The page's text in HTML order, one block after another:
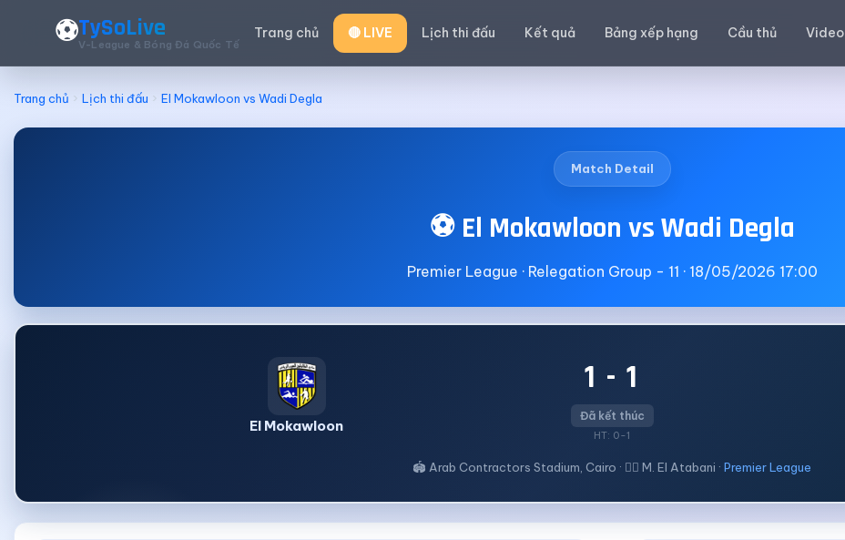
⚽TySoLive
V-League & Bóng Đá Quốc Tế
Trang chủ 🔴 LIVE Lịch thi đấu Kết quả Bảng xếp hạng Cầu thủ Video
Trang chủ Lịch thi đấu El Mokawloon vs Wadi Degla
Match Detail
⚽ El Mokawloon vs Wadi Degla
Premier League · Relegation Group - 11 · 18/05/2026 17:00
El Mokawloon
1 - 1
Đã kết thúc
HT: 0-1
🏟 Arab Contractors Stadium, Cairo · 🧑‍⚖ M. El Atabani · Premier League